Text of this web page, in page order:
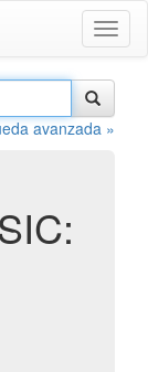
avanzada »